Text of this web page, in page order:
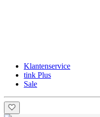
Klantenservice
tink Plus
Sale